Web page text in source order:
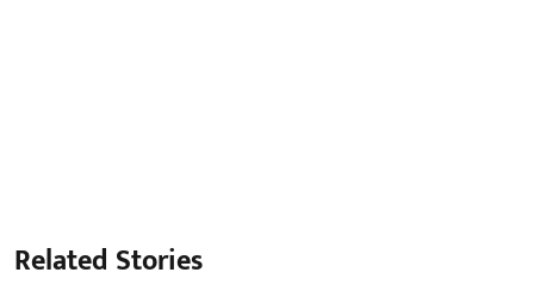
Related Stories